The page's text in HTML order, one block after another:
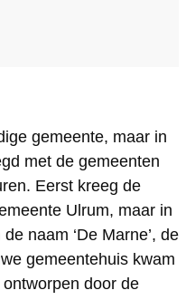
gemeente, maar in
met de gemeenten
Eerst kreeg de
Ulrum, maar in
naam ‘De Marne’, de
gemeentehuis kwam
door de